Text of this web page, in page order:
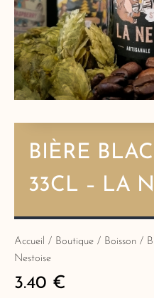
BIÈRE
33CL – LA
Accueil / Boutique / Boisson /
Nestoise
3.40 €